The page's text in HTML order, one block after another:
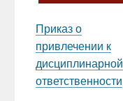
Приказ о
привлечении к
дисциплинарной
ответственности